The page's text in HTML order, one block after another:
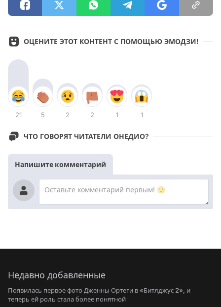
ОЦЕНИТЕ ЭТОТ КОНТЕНТ С ПОМОЩЬЮ ЭМОДЗИ!
21 5 2 2 1 1
ЧТО ГОВОРЯТ ЧИТАТЕЛИ ОНЕДИО?
Напишите комментарий
Недавно добавленные
Появилась первое фото Дженны Ортеги в «Битлджус 2», и
теперь ей роль стала более понятной